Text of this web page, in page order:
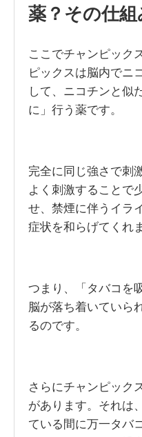
薬？その仕
ここでチャンピック
ピックスは脳内でニ
して、ニコチンと似
に」行う薬です。
完全に同じ強さで刺
よく刺激することで
せ、禁煙に伴うイラ
症状を和らげてくれ
つまり、「タバコを
脳が落ち着いていら
るのです。
さらにチャンピック
があります。それは
ている間に万一タバ